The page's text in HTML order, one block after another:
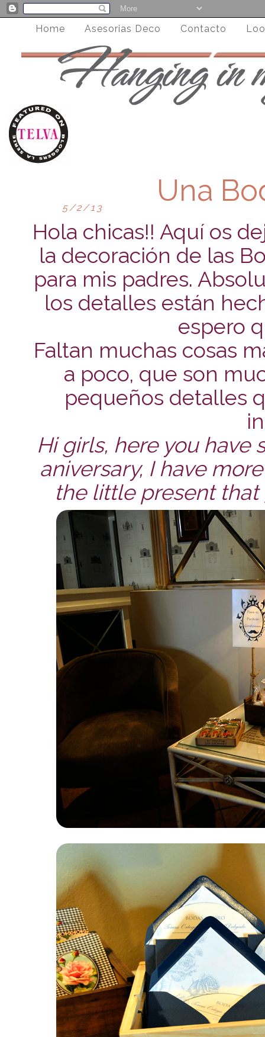
Home Asesorias Deco Contacto
5/2/13 Una
Hola chicas!! Aquí os
la decoración de las
para mis padres.
los detalles están
espero
Faltan muchas cosas
a poco, que son
pequeños detalles
Hi girls, here you have
aniversary, I have
the little present that